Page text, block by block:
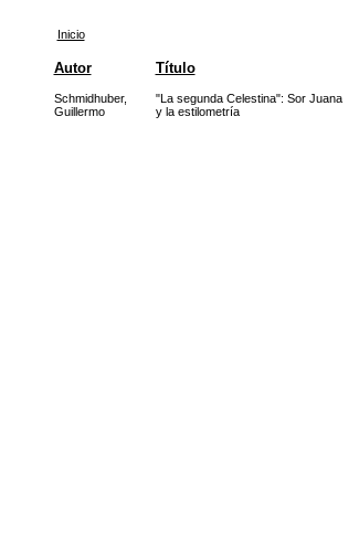
Inicio
Autor Título
Schmidhuber,
Guillermo
"La segunda Celestina": Sor Juana
y la estilometría